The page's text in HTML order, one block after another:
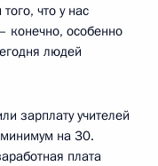
что у нас
конечно, особенно
людей
зарплату учителей
на 30.
плата